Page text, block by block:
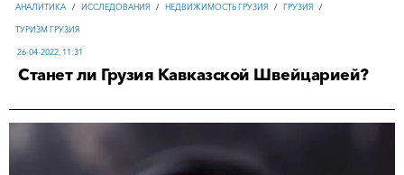
АНАЛИТИКА / ИССЛЕДОВАНИЯ / НЕДВИЖИМОСТЬ ГРУЗИЯ / ГРУЗИЯ /
ТУРИЗМ ГРУЗИЯ
26-04-2022, 11:31
Станет ли Грузия Кавказской Швейцарией?